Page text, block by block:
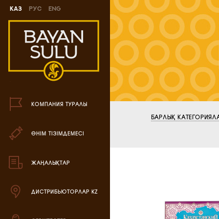
Каз Рус Eng
КОМПАНИЯ ТУРАЛЫ
ӨНІМ ТІЗІМДЕМЕСІ
ЖАҢАЛЫҚТАР
ДИСТРИБЬЮТОРЛАР KZ
өнімдер
өнімі
өнімі
өнімі
өнімі
БАРЛЫҚ